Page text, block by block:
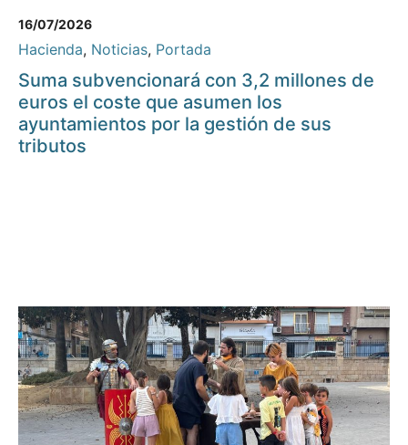
16/07/2026
Hacienda, Noticias, Portada
Suma subvencionará con 3,2 millones de
euros el coste que asumen los
ayuntamientos por la gestión de sus
tributos